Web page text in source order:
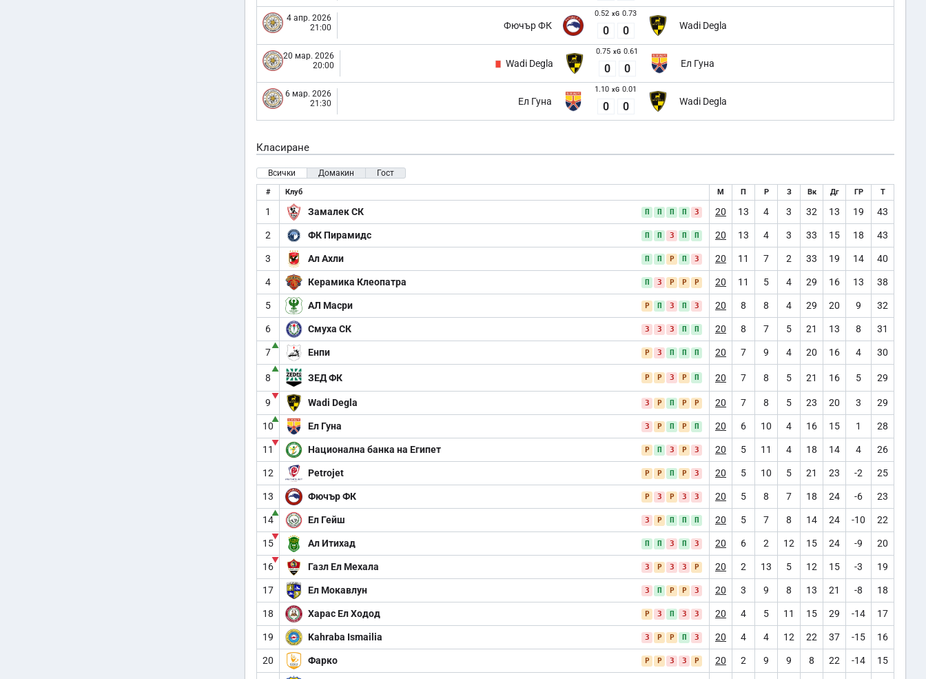
4 апр. 2026
21:00
Фючър ФК
0.52 xG 0.73
0 0 Wadi Degla
20 мар. 2026
20:00
Wadi Degla
0.75 xG 0.61
0 0 Ел Гуна
6 мар. 2026
21:30
Ел Гуна
1.10 xG 0.01
0 0 Wadi Degla
Класиране
Всички Домакин Гост
# Клуб М П Р З Вк Дг ГР Т
1 Замалек СК П П П П З 20 13 4 3 32 13 19 43
2 ФК Пирамидс П П З П П 20 13 4 3 33 15 18 43
3 Ал Ахли П П Р П З 20 11 7 2 33 19 14 40
4 Керамика Клеопатра П З Р Р Р 20 11 5 4 29 16 13 38
5 АЛ Масри Р П З П З 20 8 8 4 29 20 9 32
6 Смуха СК З З З П П 20 8 7 5 21 13 8 31
7
▲
Енпи Р З П П П 20 7 9 4 20 16 4 30
8
▲
ЗЕД ФК Р Р З Р П 20 7 8 5 21 16 5 29
9
▼
Wadi Degla З Р П Р Р 20 7 8 5 23 20 3 29
10
▲
Ел Гуна З Р П Р П 20 6 10 4 16 15 1 28
11
▼
Национална банка на Египет Р П З Р З 20 5 11 4 18 14 4 26
12 Petrojet Р Р П Р З 20 5 10 5 21 23 -2 25
13 Фючър ФК Р З Р З З 20 5 8 7 18 24 -6 23
14
▲
Ел Гейш З Р П П П 20 5 7 8 14 24 -10 22
15
▼
Ал Итихад П П З П З 20 6 2 12 15 24 -9 20
16
▼
Газл Ел Мехала З Р З З Р 20 2 13 5 12 15 -3 19
17 Ел Мокавлун З П Р Р З 20 3 9 8 13 21 -8 18
18 Харас Ел Ходод Р З П З З 20 4 5 11 15 29 -14 17
19 Kahraba Ismailia З Р Р П З 20 4 4 12 22 37 -15 16
20 Фарко Р Р З З Р 20 2 9 9 8 22 -14 15